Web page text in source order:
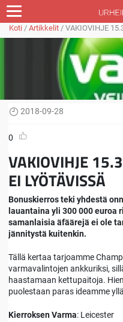
Koti / Artikkelit / VAKIOVIHJE
2018-09-28
0
VAKIOVIHJE
EI LYÖTÄVISSÄ
Bonuskierros teki yhdestä
lauantaina yli 300 000 euroa
samanlaisia äfäärejä ei ole
jännitystä kuitenkin.
Tällä kertaa tarjoamme
varmavalintojen ankkuriksi,
haastamaan kettupaitoja.
puolestaan paras ideamme
Kierroksen Varma: Leicester